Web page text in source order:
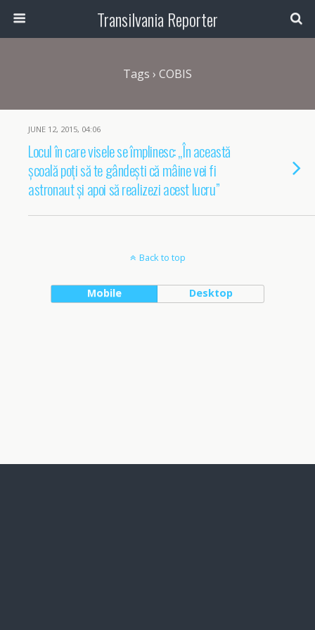
Transilvania Reporter
Tags › COBIS
JUNE 12, 2015, 04:06
Locul în care visele se împlinesc: „În această
școală poți să te gândești că mâine vei fi
astronaut și apoi să realizezi acest lucru”
Back to top
Mobile Desktop